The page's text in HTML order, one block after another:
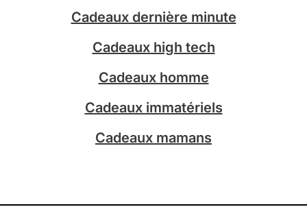
r
a
m
Cadeaux dernière minute
Cadeaux high tech
Cadeaux homme
Cadeaux immatériels
Cadeaux mamans